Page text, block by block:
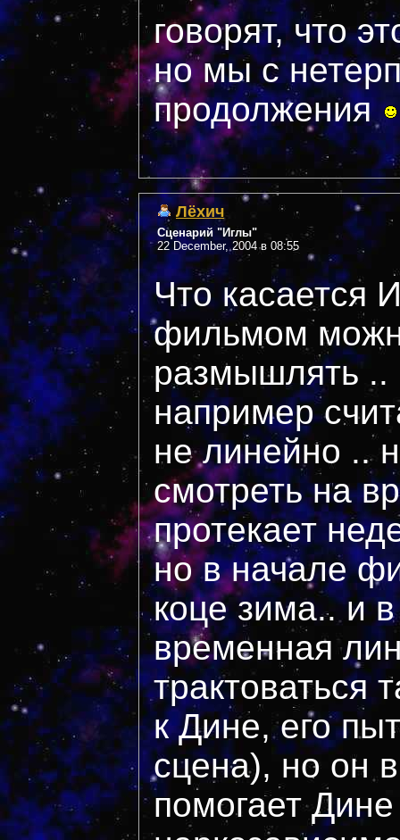
говорят, что
но мы с
продолжения
Лёхич
Сценарий "Иглы"
22 December, 2004 в 08:55
Что касается
фильмом
размышлять ..
например
не линейно ..
смотреть на
протекает
но в начале
коце зима.. и
временная
трактоваться
к Дине, его
сцена), но он
помогает